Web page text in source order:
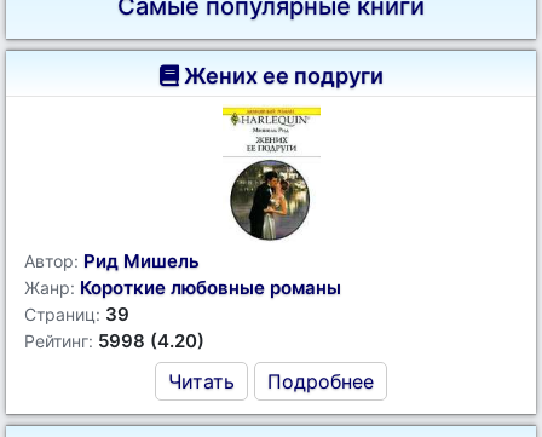
Самые популярные книги
Жених ее подруги
Автор: Рид Мишель
Жанр: Короткие любовные романы
Страниц: 39
Рейтинг: 5998 (4.20)
Читать Подробнее